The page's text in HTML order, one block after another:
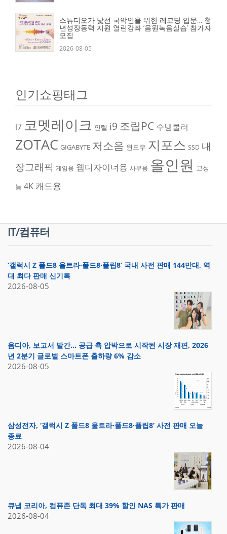
스튜디오가 낯선 국악인을 위한 레코딩 입문… 청
년성장동력 지원 열린강좌 ‘음원녹음실습’ 참가자
모집
2026-08-05
인기쇼핑태그
i7 코멧레이크 인텔 i9 조립PC 수냉쿨러
ZOTAC GIGABYTE 저소음 윈도우 지포스 SSD 내
장그래픽 게임용 웹디자이너용 사무용 올인원 고성
능 4K 캐드용
IT/컴퓨터
‘갤럭시 Z 폴드8 울트라·폴드8·플립8’ 국내 사전 판매 144만대, 역
대 최다 판매 신기록
2026-08-05
옴디아, 보고서 발간… 공급 측 압박으로 시작된 시장 재편, 2026
년 2분기 글로벌 스마트폰 출하량 6% 감소
2026-08-05
삼성전자, ‘갤럭시 Z 폴드8 울트라·폴드8·플립8’ 사전 판매 오늘
종료
2026-08-04
큐냅 코리아, 컴퓨존 단독 최대 39% 할인 NAS 특가 판매
2026-08-04